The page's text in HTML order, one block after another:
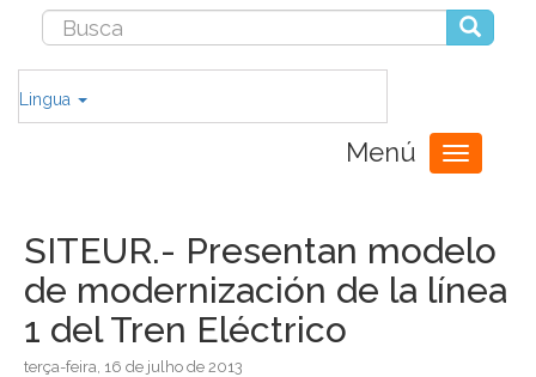
Lingua
Menú
Toggle
navigation
SITEUR.- Presentan modelo
de modernización de la línea
1 del Tren Eléctrico
terça-feira, 16 de julho de 2013